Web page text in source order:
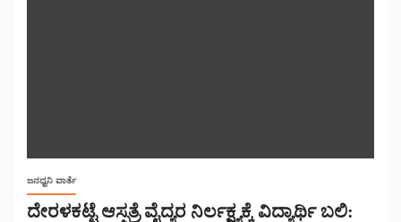
ಜನಧ್ವನಿ ವಾರ್ತೆ
ದೇರಳಕಟ್ಟೆ ಆಸ್ಪತ್ರೆ ವೈದ್ಯರ ನಿರ್ಲಕ್ಷ್ಯಕ್ಕೆ ವಿದ್ಯಾರ್ಥಿ ಬಲಿ: